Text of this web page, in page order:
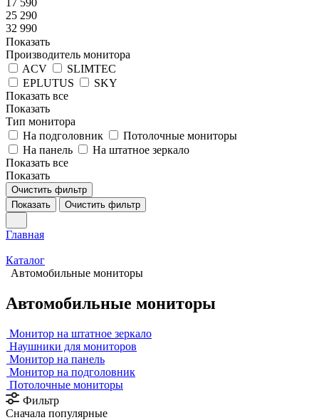
25 290
32 990
Показать
Производитель монитора
ACV
SLIMTEC
EPLUTUS
SKY
Показать все
Показать
Тип монитора
На подголовник
Потолочные мониторы
На панель
На штатное зеркало
Показать все
Показать
Очистить фильтр
Показать
Очистить фильтр
Главная
Каталог
Автомобильные мониторы
Автомобильные мониторы
Монитор на штатное зеркало
Наушники для мониторов
Монитор на панель
Монитор на подголовник
Потолочные мониторы
Фильтр
Сначала популярные